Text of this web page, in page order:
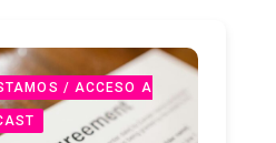
/ ACCESO A